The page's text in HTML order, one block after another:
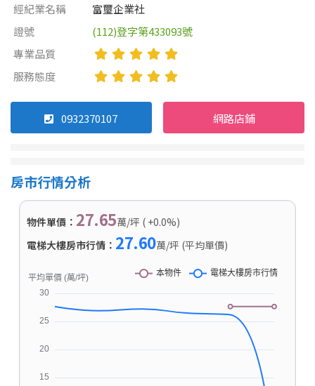
經紀業名稱
富璽企業社
證號
(112)登字第433093號
專業品質
服務態度
0932370107 網路店鋪
房市行情分析
物件單價： 27.65萬/坪 ( +0.0%)
電梯大樓房市行情： 27.60萬/坪 (平均單價)